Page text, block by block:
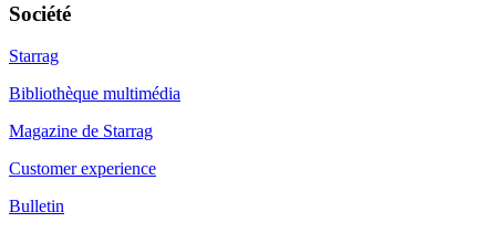
Société
Starrag
Bibliothèque multimédia
Magazine de Starrag
Customer experience
Bulletin